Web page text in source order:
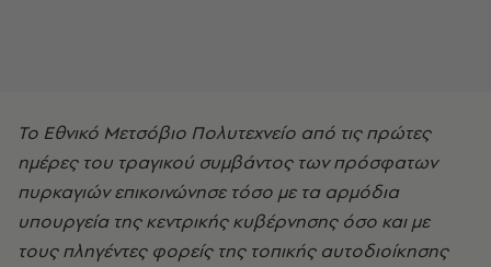
Το Εθνικό Μετσόβιο Πολυτεχνείο από τις πρώτες
ημέρες του τραγικού συμβάντος των πρόσφατων
πυρκαγιών επικοινώνησε τόσο με τα αρμόδια
υπουργεία της κεντρικής κυβέρνησης όσο και με
τους πληγέντες φορείς της τοπικής αυτοδιοίκησης